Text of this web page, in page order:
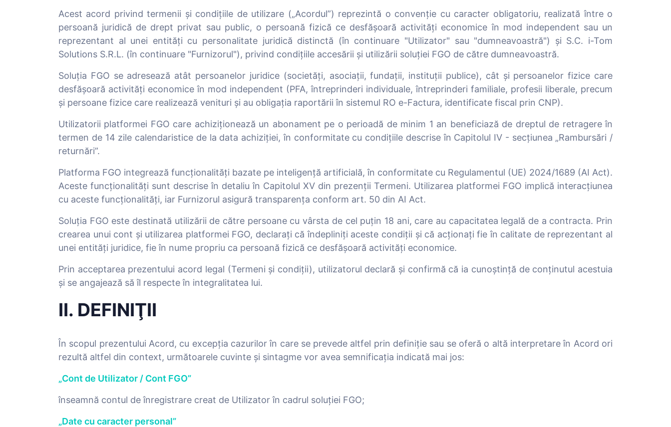
Acest acord privind termenii și condițiile de utilizare („Acordul”) reprezintă o convenție cu caracter obligatoriu, realizată între o
persoană juridică de drept privat sau public, o persoană fizică ce desfășoară activități economice în mod independent sau un
reprezentant al unei entități cu personalitate juridică distinctă (în continuare "Utilizator" sau "dumneavoastră") și S.C. i-Tom
Solutions S.R.L. (în continuare "Furnizorul"), privind condițiile accesării și utilizării soluției FGO de către dumneavoastră.
Soluția FGO se adresează atât persoanelor juridice (societăți, asociații, fundații, instituții publice), cât și persoanelor fizice care
desfășoară activități economice în mod independent (PFA, întreprinderi individuale, întreprinderi familiale, profesii liberale, precum
și persoane fizice care realizează venituri și au obligația raportării în sistemul RO e-Factura, identificate fiscal prin CNP).
Utilizatorii platformei FGO care achiziționează un abonament pe o perioadă de minim 1 an beneficiază de dreptul de retragere în
termen de 14 zile calendaristice de la data achiziției, în conformitate cu condițiile descrise în Capitolul IV - secțiunea „Rambursări /
returnări”.
Platforma FGO integrează funcționalități bazate pe inteligență artificială, în conformitate cu Regulamentul (UE) 2024/1689 (AI Act).
Aceste funcționalități sunt descrise în detaliu în Capitolul XV din prezenții Termeni. Utilizarea platformei FGO implică interacțiunea
cu aceste funcționalități, iar Furnizorul asigură transparența conform art. 50 din AI Act.
Soluția FGO este destinată utilizării de către persoane cu vârsta de cel puțin 18 ani, care au capacitatea legală de a contracta. Prin
crearea unui cont și utilizarea platformei FGO, declarați că îndepliniți aceste condiții și că acționați fie în calitate de reprezentant al
unei entități juridice, fie în nume propriu ca persoană fizică ce desfășoară activități economice.
Prin acceptarea prezentului acord legal (Termeni și condiții), utilizatorul declară și confirmă că ia cunoștință de conținutul acestuia
și se angajează să îl respecte în integralitatea lui.
II. DEFINIŢII
În scopul prezentului Acord, cu excepția cazurilor în care se prevede altfel prin definiție sau se oferă o altă interpretare în Acord ori
rezultă altfel din context, următoarele cuvinte și sintagme vor avea semnificația indicată mai jos:
„Cont de Utilizator / Cont FGO”
înseamnă contul de înregistrare creat de Utilizator în cadrul soluției FGO;
„Date cu caracter personal”